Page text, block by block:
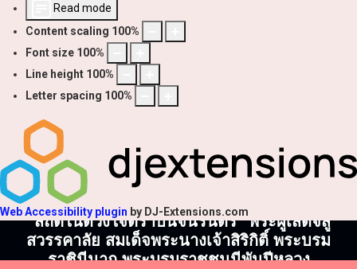
Read mode
Content scaling 100%
Font size 100%
Line height 100%
Letter spacing 100%
Web Accessibility plugin by DJ-Extensions.com
"สถิตในดวงใจตราบนิจนิรันดร์" พระผู้เสด็จสู่
สวรรคาลัย สมเด็จพระนางเจ้าสิริกิติ์ พระบรม
ราชินีนาถ พระบรมราชชนนีพันปีหลวง